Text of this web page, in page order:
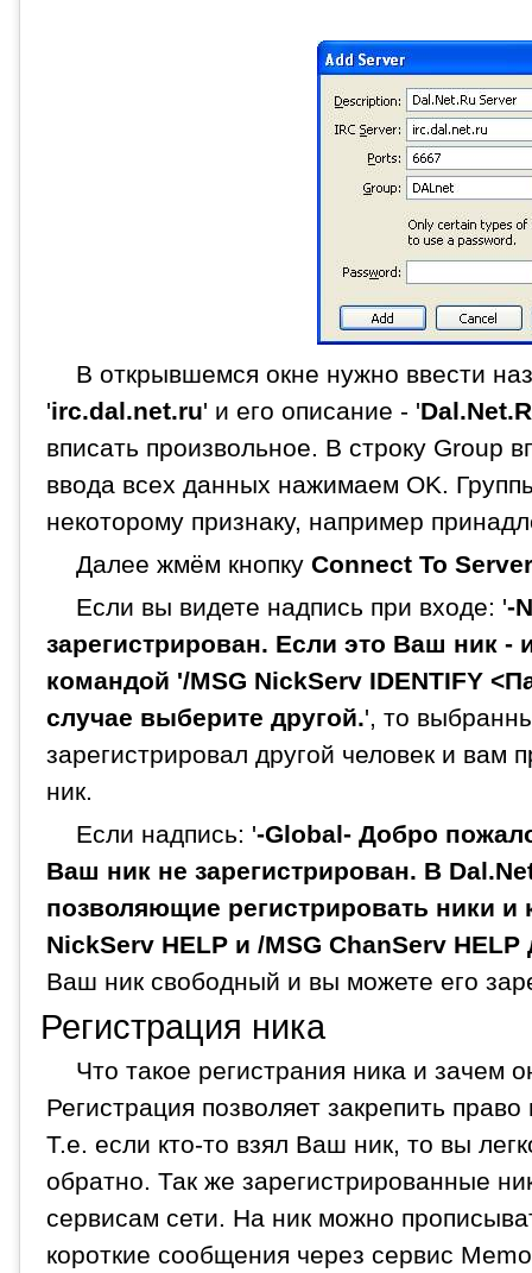
В открывшемся окне нужно ввести
'irc.dal.net.ru' и его описание - '
вписать произвольное. В строку Group
ввода всех данных нажимаем OK.
некоторому признаку, например
Далее жмём кнопку Connect To Server
Если вы видете надпись при входе: '-
зарегистрирован. Если это Ваш ник -
командой '/MSG NickServ IDENTIFY
случае выберите другой.', то
зарегистрировал другой человек и вам
ник.
Если надпись: '-Global- Добро
Ваш ник не зарегистрирован. В
позволяющие регистрировать ники и
NickServ HELP и /MSG ChanServ
Ваш ник свободный и вы можете его
Регистрация ника
Что такое регистрания ника и зачем
Регистрация позволяет закрепить
Т.е. если кто-то взял Ваш ник, то вы
обратно. Так же зарегистрированные
сервисам сети. На ник можно
короткие сообщения через сервис